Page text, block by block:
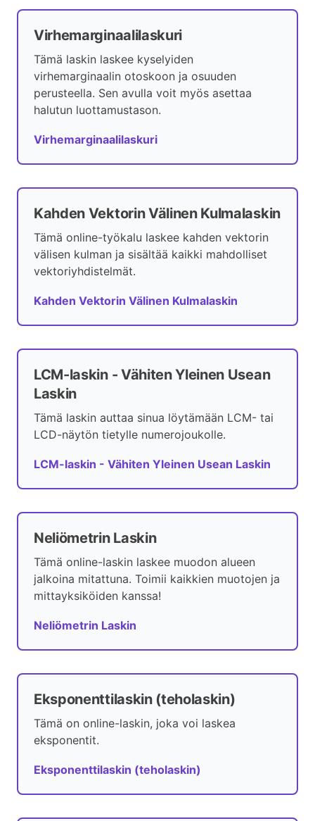
Virhemarginaalilaskuri
Tämä laskin laskee kyselyiden
virhemarginaalin otoskoon ja osuuden
perusteella. Sen avulla voit myös asettaa
halutun luottamustason.
Virhemarginaalilaskuri
Kahden Vektorin Välinen Kulmalaskin
Tämä online-työkalu laskee kahden vektorin
välisen kulman ja sisältää kaikki mahdolliset
vektoriyhdistelmät.
Kahden Vektorin Välinen Kulmalaskin
LCM-laskin - Vähiten Yleinen Usean
Laskin
Tämä laskin auttaa sinua löytämään LCM- tai
LCD-näytön tietylle numerojoukolle.
LCM-laskin - Vähiten Yleinen Usean Laskin
Neliömetrin Laskin
Tämä online-laskin laskee muodon alueen
jalkoina mitattuna. Toimii kaikkien muotojen ja
mittayksiköiden kanssa!
Neliömetrin Laskin
Eksponenttilaskin (teholaskin)
Tämä on online-laskin, joka voi laskea
eksponentit.
Eksponenttilaskin (teholaskin)